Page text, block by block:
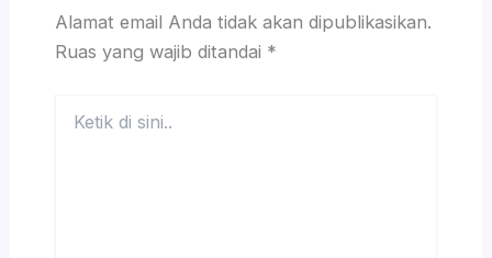
Alamat email Anda tidak akan dipublikasikan.
Ruas yang wajib ditandai *